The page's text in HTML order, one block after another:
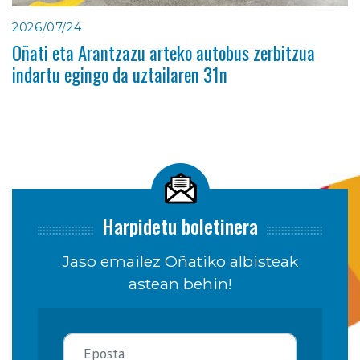
2026/07/24
Oñati eta Arantzazu arteko autobus zerbitzua
indartu egingo da uztailaren 31n
Harpidetu boletinera
Jaso emailez Oñatiko albisteak
astean behin!